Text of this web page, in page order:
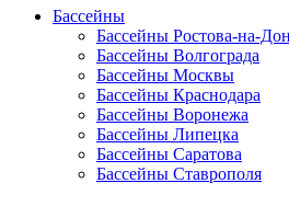
Бассейны
Бассейны Ростова-на-
Бассейны Волгограда
Бассейны Москвы
Бассейны Краснодара
Бассейны Воронежа
Бассейны Липецка
Бассейны Саратова
Бассейны Ставрополя